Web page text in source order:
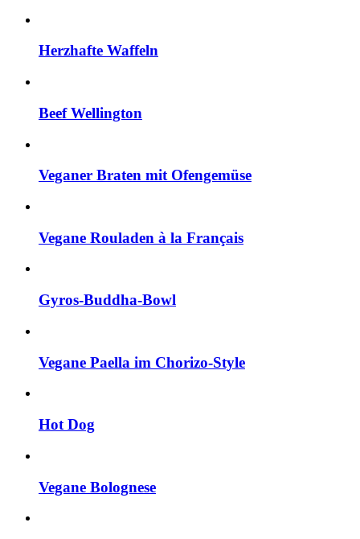
Herzhafte Waffeln
Beef Wellington
Veganer Braten mit Ofengemüse
Vegane Rouladen à la Français
Gyros-Buddha-Bowl
Vegane Paella im Chorizo-Style
Hot Dog
Vegane Bolognese